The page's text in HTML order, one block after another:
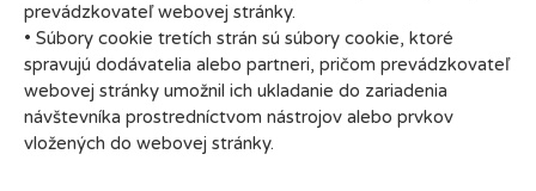
prevádzkovateľ webovej stránky.
• Súbory cookie tretích strán sú súbory cookie, ktoré
spravujú dodávatelia alebo partneri, pričom prevádzkovateľ
webovej stránky umožnil ich ukladanie do zariadenia
návštevníka prostredníctvom nástrojov alebo prvkov
vložených do webovej stránky.